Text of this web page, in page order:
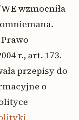
wzmocniła
r., art. 173.
przepisy do
o